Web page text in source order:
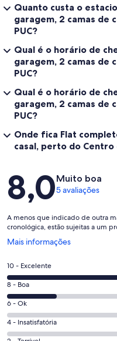
Quanto custa o
garagem, 2 camas de
PUC?
Qual é o horário de
garagem, 2 camas de
PUC?
Qual é o horário de
garagem, 2 camas de
PUC?
Onde fica Flat
casal, perto do Centro
Avaliações
8,0Muito boa
5 avaliações
A menos que indicado de outra
cronológica, estão sujeitas a um
Mais informações
Abre
uma
nova
janela
Nota
10
-
Excelente.
3
de
10 - Excelente
Nota
8
-
Boa.
1
8 - Boa
Nota
6
-
6 - Ok
Nota
4
4 - Insatisfatória